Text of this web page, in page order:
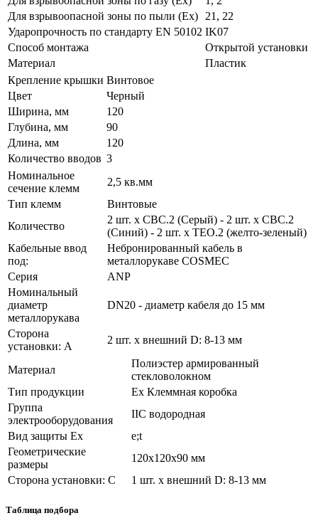
Для взрывоопасной зоны по пыли (Ex)
21, 22
Ударопрочность по стандарту EN 50102 IK07
Способ монтажа
Открытой установки
Материал
Пластик
Крепление крышки Винтовое
Цвет
Черный
Ширина, мм
120
Глубина, мм
90
Длина, мм
120
Количество вводов 3
Номинальное
сечение клемм
2,5 кв.мм
Тип клемм
Винтовые
Количество
2 шт. x CBC.2 (Серый) - 2 шт. x CBC.2
(Синий) - 2 шт. x TEO.2 (желто-зеленый)
Кабельные ввод
под:
Небронированный кабель в
металлорукаве COSMEC
Серия
ANP
Номинальный
диаметр
металлорукава
DN20 - диаметр кабеля до 15 мм
Сторона
установки: A
2 шт. x внешний D: 8-13 мм
Материал
Полиэстер армированный
стекловолокном
Тип продукции
Ex Клеммная коробка
Группа
электрооборудования
IIC водородная
Вид защиты Ex
e;t
Геометрические
размеры
120x120x90 мм
Сторона установки: C
1 шт. x внешний D: 8-13 мм
Таблица подбора